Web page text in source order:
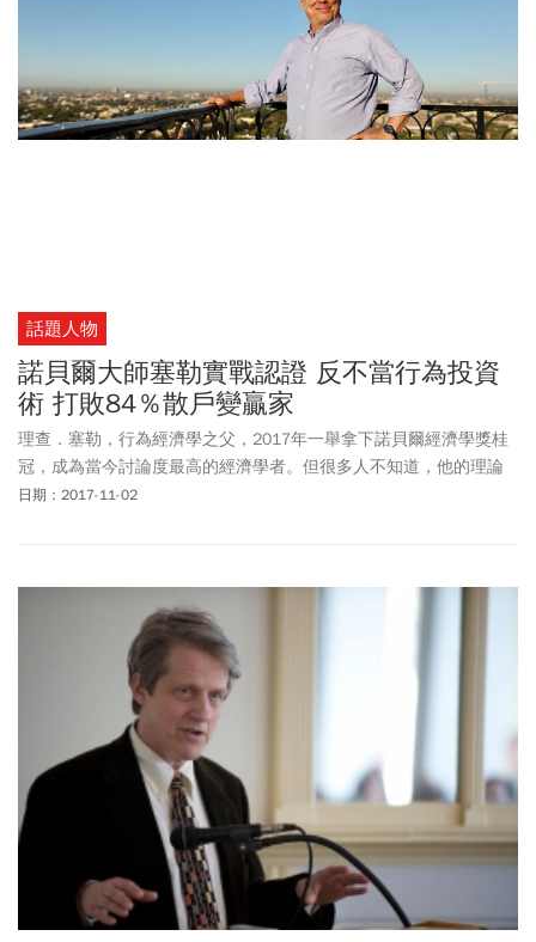
話題人物
諾貝爾大師塞勒實戰認證 反不當行為投資
術 打敗84％散戶變贏家
理查．塞勒，行為經濟學之父，2017年一舉拿下諾貝爾經濟學獎桂
冠，成為當今討論度最高的經濟學者。但很多人不知道，他的理論
不僅挑戰人性，更能幫助投資人打敗市場，箇中奧妙，讓本刊為您
日期：2017-11-02